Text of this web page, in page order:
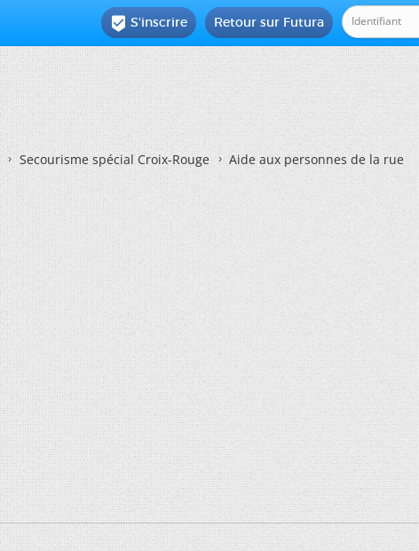
Retour sur Futura
 S'inscrire
Secourisme spécial Croix-Rouge Aide aux personnes de la rue